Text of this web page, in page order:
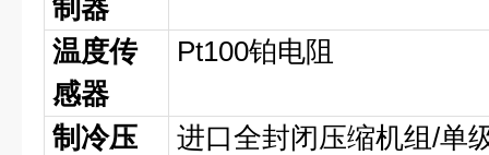
制器
温度传
感器
Pt100铂电阻
制冷压
进口全封闭压缩机组/单